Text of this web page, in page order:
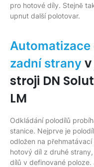
pro hotové díly. Stejně
upnut další polotovar.
Automatizace
zadní strany
stroji DN
LM
Odkládání polodílů
stanice. Nejprve je
odložen na
hotový díl z druhé
dílů v definované